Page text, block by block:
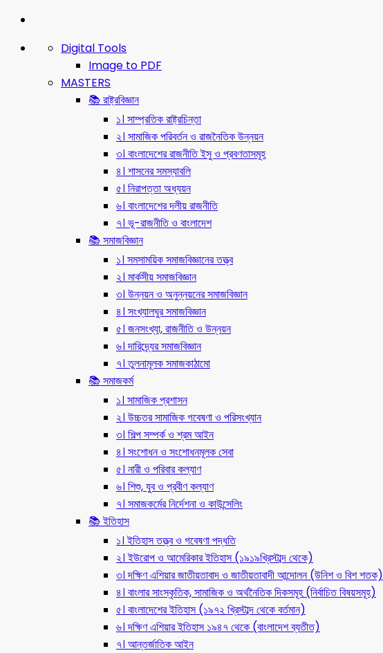
Digital Tools
Image to PDF
MASTERS
📚 রাষ্ট্রবিজ্ঞান
১। সাম্প্রতিক রাষ্ট্রচিন্তা
২। সামাজিক পরিবর্তন ও রাজনৈতিক উন্নয়ন
৩। বাংলাদেশের রাজনীতি ইসু ও প্রবণতাসমূহ
৪। শাসনের সমস্যাবলি
৫। নিরাপত্তা অধ্যয়ন
৬। বাংলাদেশের দলীয় রাজনীতি
৭। ভূ-রাজনীতি ও বাংলাদেশ
📚 সমাজবিজ্ঞান
১। সমসাময়িক সমাজবিজ্ঞানের তত্ত্ব
২। মার্কসীয় সমাজবিজ্ঞান
৩। উন্নয়ন ও অনুন্নয়নের সমাজবিজ্ঞান
৪। সংখ্যালঘুর সমাজবিজ্ঞান
৫। জনসংখ্যা, রাজনীতি ও উন্নয়ন
৬। দারিদ্র্যের সমাজবিজ্ঞান
৭। তুলনামূলক সমাজকাঠামো
📚 সমাজকর্ম
১। সামাজিক প্রশাসন
২। উচ্চতর সামাজিক গবেষণা ও পরিসংখ্যান
৩। শিল্প সম্পর্ক ও শ্রম আইন
৪। সংশোধন ও সংশোধনমূলক সেবা
৫। নারী ও পরিবার কল্যাণ
৬। শিশু, যুব ও প্রবীণ কল্যাণ
৭। সমাজকর্মের নির্দেশনা ও কাউন্সেলিং
📚 ইতিহাস
১। ইতিহাস তত্ত্ব ও গবেষণা পদ্ধতি
২। ইউরোপ ও আমেরিকার ইতিহাস (১৯১৯খ্রিস্টাব্দ থেকে)
৩। দক্ষিণ এশিয়ার জাতীয়তাবাদ ও জাতীয়তাবাদী আন্দোলন (উনিশ ও বিশ শতক)
৪। বাংলার সাংস্কৃতিক, সামাজিক ও অর্থনৈতিক দিকসমূহ (নির্বাচিত বিষয়সমূহ)
৫। বাংলাদেশের ইতিহাস (১৯৭২ খ্রিস্টাব্দ থেকে বর্তমান)
৬। দক্ষিণ এশিয়ার ইতিহাস ১৯৪৭ থেকে (বাংলাদেশ ব্যতীত)
৭। আন্তর্জাতিক আইন